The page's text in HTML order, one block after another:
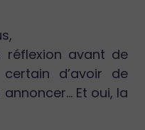
réflexion avant de
d’avoir de
Et oui, la